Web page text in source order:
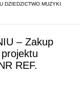
DZIEDZICTWO MUZYKI
– Zakup
REF.